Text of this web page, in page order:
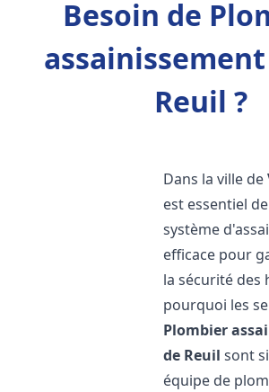
Besoin de
Reuil ?
Dans la ville de
est essentiel
système
efficace pour
la sécurité des
pourquoi les
Plombier
de Reuil sont
équipe de